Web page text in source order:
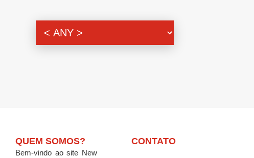
QUEM SOMOS?
Bem-vindo ao site New
CONTATO